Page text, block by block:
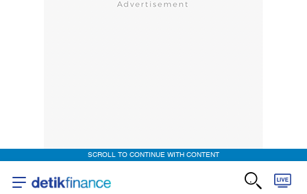
SCROLL TO CONTINUE WITH CONTENT